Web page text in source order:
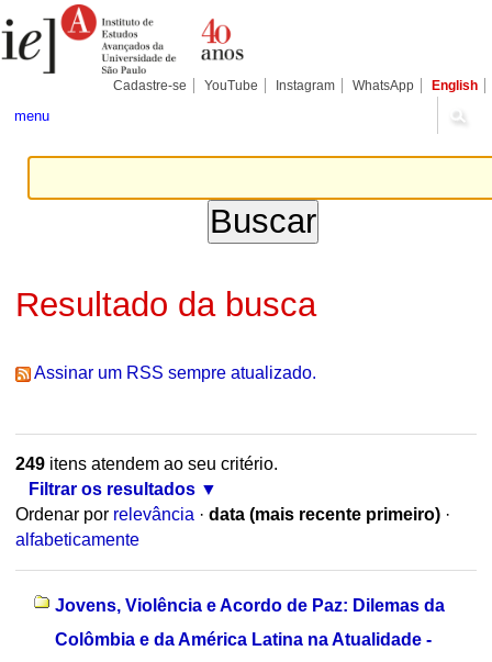
para
conteúdo.
Pessoais
Cadastre-se YouTube Instagram WhatsApp English
menu
Resultado da busca
Assinar um RSS sempre atualizado.
249itens atendem ao seu critério.
Filtrar os resultados
Ordenar por relevância · data (mais recente primeiro) ·
alfabeticamente
Jovens, Violência e Acordo de Paz: Dilemas da
Colômbia e da América Latina na Atualidade -